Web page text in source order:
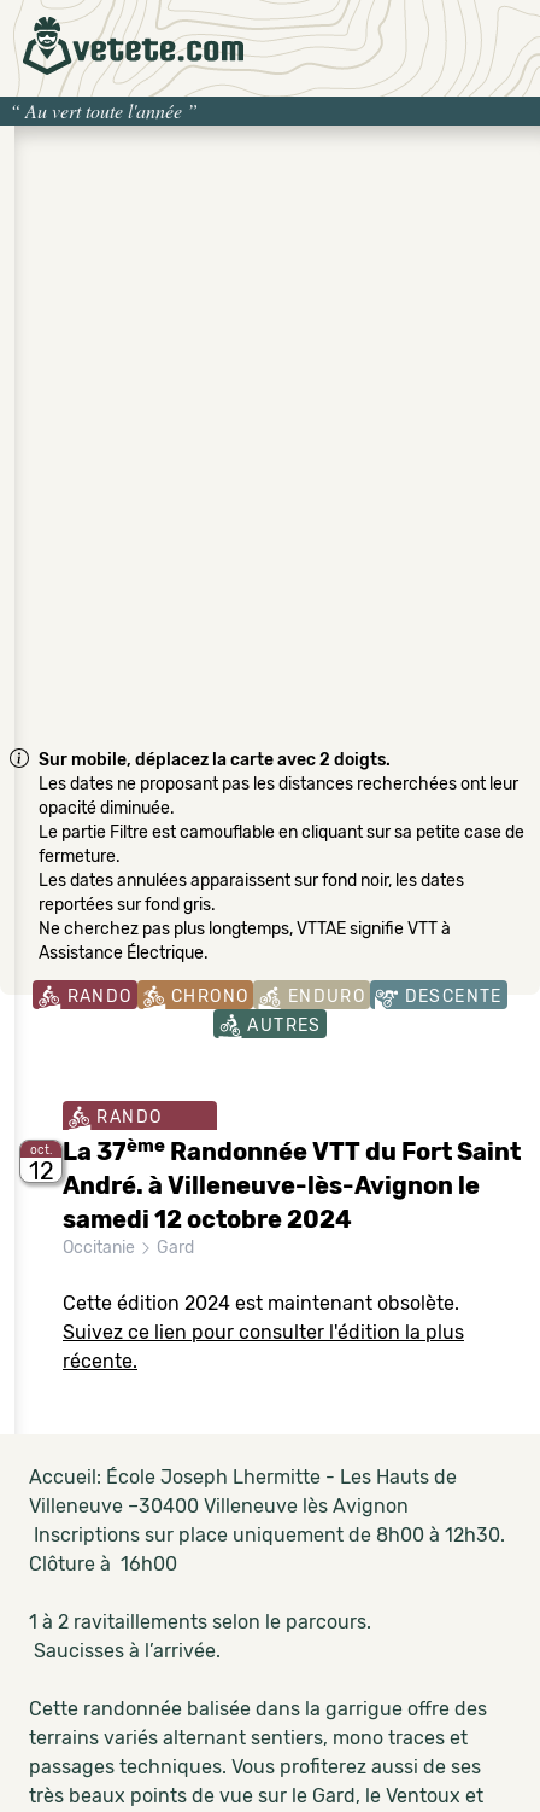
“ Au vert toute l'année ”
Sur mobile, déplacez la carte avec 2 doigts.
Les dates ne proposant pas les distances recherchées ont leur
opacité diminuée.
Le partie Filtre est camouflable en cliquant sur sa petite case de
fermeture.
Les dates annulées apparaissent sur fond noir, les dates
reportées sur fond gris.
Ne cherchez pas plus longtemps, VTTAE signifie VTT à
Assistance Électrique.
RANDO CHRONO ENDURO
DESCENTE
AUTRES
oct.
12
RANDO
La 37ème Randonnée VTT du Fort Saint
André. à Villeneuve-lès-Avignon le
samedi 12 octobre 2024
Occitanie Gard
Cette édition 2024 est maintenant obsolète.
Suivez ce lien pour consulter l'édition la plus
récente.
Accueil: École Joseph Lhermitte - Les Hauts de
Villeneuve –30400 Villeneuve lès Avignon
Inscriptions sur place uniquement de 8h00 à 12h30.
Clôture à 16h00
1 à 2 ravitaillements selon le parcours.
Saucisses à l’arrivée.
Cette randonnée balisée dans la garrigue offre des
terrains variés alternant sentiers, mono traces et
passages techniques. Vous profiterez aussi de ses
très beaux points de vue sur le Gard, le Ventoux et